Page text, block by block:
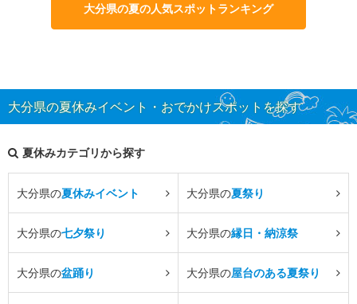
大分県の夏の人気スポットランキング
大分県の夏休みイベント・おでかけスポットを探す
夏休みカテゴリから探す
大分県の夏休みイベント 大分県の夏祭り
大分県の七夕祭り 大分県の縁日・納涼祭
大分県の盆踊り 大分県の屋台のある夏祭り